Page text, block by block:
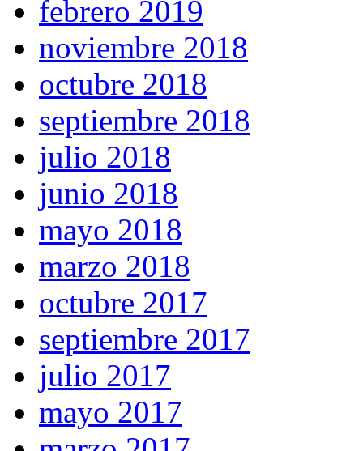
febrero 2019
noviembre 2018
octubre 2018
septiembre 2018
julio 2018
junio 2018
mayo 2018
marzo 2018
octubre 2017
septiembre 2017
julio 2017
mayo 2017